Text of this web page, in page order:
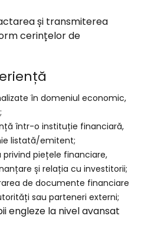
și transmiterea
cerințelor de
în domeniul economic,
într-o instituție financiară,
listată/emitent;
piețele financiare,
și relația cu investitorii;
de documente financiare
sau parteneri externi;
engleze la nivel avansat